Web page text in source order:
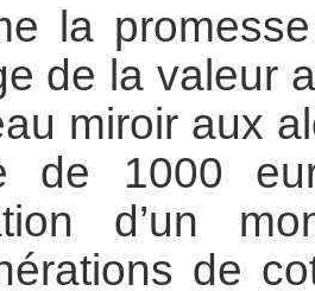
la
de la valeur
miroir aux
de 1000
d’un
de